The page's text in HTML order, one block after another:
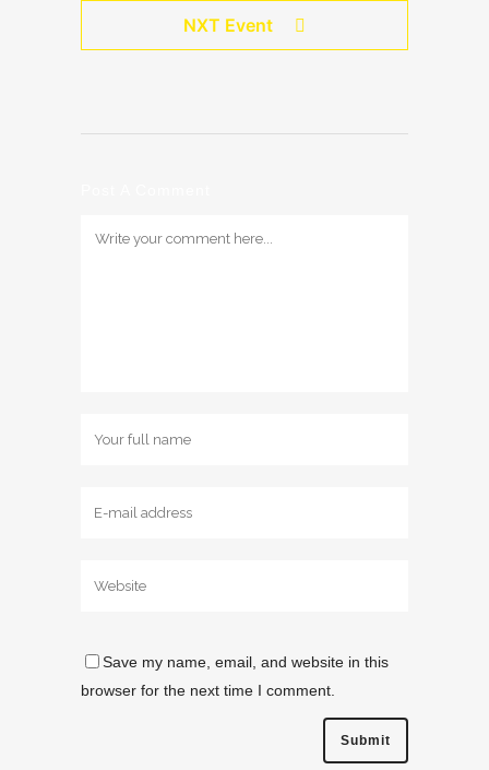
NXT Event
Save my name, email, and website in this
browser for the next time I comment.